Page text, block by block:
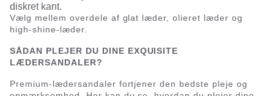
diskret kant.
Vælg mellem overdele af glat læder, olieret læder og
high-shine-læder.
SÅDAN PLEJER DU DINE EXQUISITE
LÆDERSANDALER?
Premium-lædersandaler fortjener den bedste pleje og